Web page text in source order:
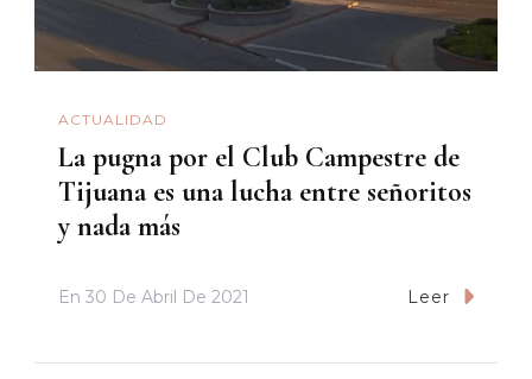
ACTUALIDAD
La pugna por el Club Campestre de
Tijuana es una lucha entre señoritos
y nada más
En 30 De Abril De 2021 Leer